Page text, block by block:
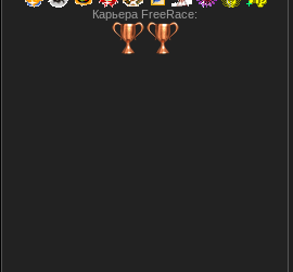
Карьера FreeRace: